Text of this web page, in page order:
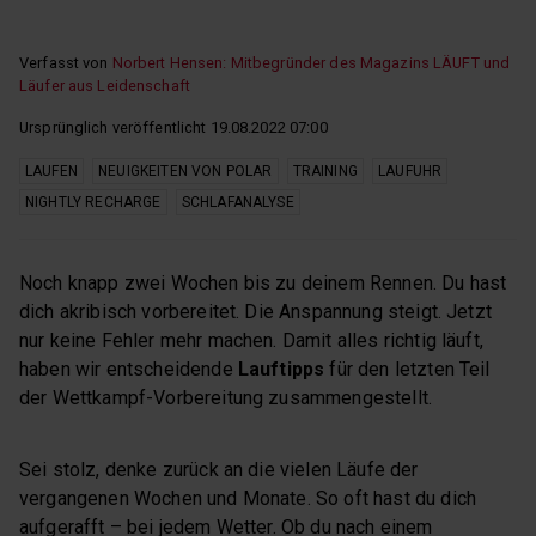
Verfasst von Norbert Hensen: Mitbegründer des Magazins LÄUFT und
Läufer aus Leidenschaft
Ursprünglich veröffentlicht 19.08.2022 07:00
LAUFEN NEUIGKEITEN VON POLAR TRAINING
LAUFUHR
NIGHTLY RECHARGE
SCHLAFANALYSE
Noch knapp zwei Wochen bis zu deinem Rennen. Du hast
dich akribisch vorbereitet. Die Anspannung steigt. Jetzt
nur keine Fehler mehr machen. Damit alles richtig läuft,
haben wir entscheidende Lauftipps für den letzten Teil
der Wettkampf-Vorbereitung zusammengestellt.
Sei stolz, denke zurück an die vielen Läufe der
vergangenen Wochen und Monate. So oft hast du dich
aufgerafft – bei jedem Wetter. Ob du nach einem